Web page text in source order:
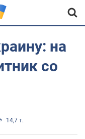
на
со
14,7 т.